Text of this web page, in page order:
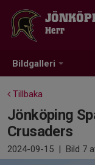
Bildgalleri
Herr
Tillbaka
Jönköping
Crusaders
2024-09-15 | Bild 7